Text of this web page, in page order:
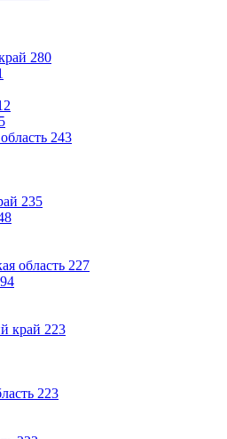
280
243
235
область 227
край 223
223